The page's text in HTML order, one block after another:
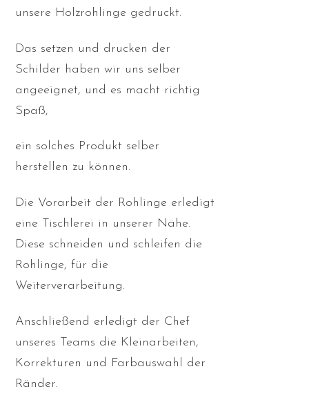
unsere Holzrohlinge gedruckt.
Das setzen und drucken der
Schilder haben wir uns selber
angeeignet, und es macht richtig
Spaß,
ein solches Produkt selber
herstellen zu können.
Die Vorarbeit der Rohlinge erledigt
eine Tischlerei in unserer Nähe.
Diese schneiden und schleifen die
Rohlinge, für die
Weiterverarbeitung.
Anschließend erledigt der Chef
unseres Teams die Kleinarbeiten,
Korrekturen und Farbauswahl der
Ränder.